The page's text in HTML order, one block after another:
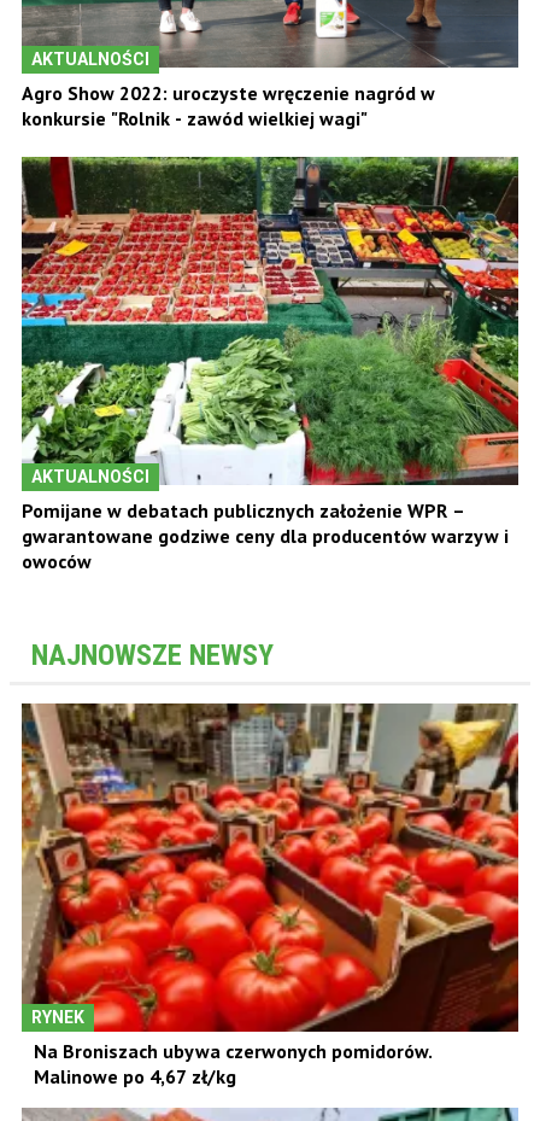
AKTUALNOŚCI
Agro Show 2022: uroczyste wręczenie nagród w
konkursie "Rolnik - zawód wielkiej wagi"
AKTUALNOŚCI
Pomijane w debatach publicznych założenie WPR –
gwarantowane godziwe ceny dla producentów warzyw i
owoców
NAJNOWSZE NEWSY
RYNEK
Na Broniszach ubywa czerwonych pomidorów.
Malinowe po 4,67 zł/kg